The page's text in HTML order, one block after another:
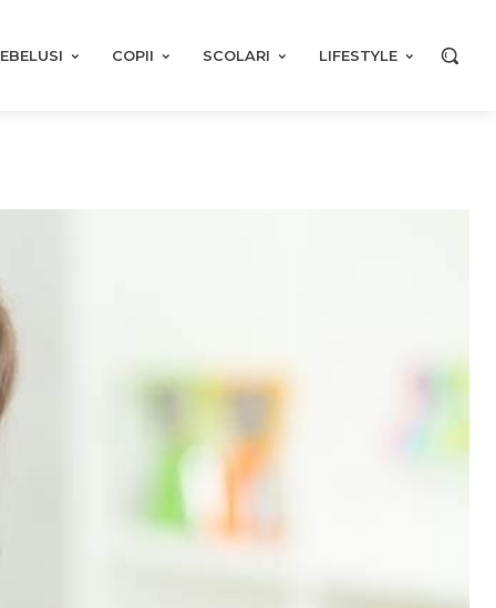
COPII SCOLARI LIFESTYLE